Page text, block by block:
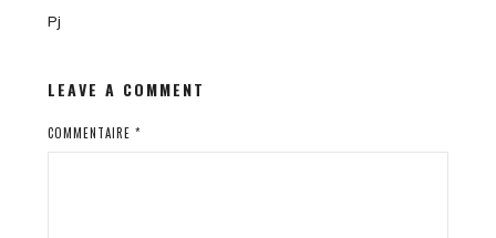
Pj
LEAVE A COMMENT
COMMENTAIRE *